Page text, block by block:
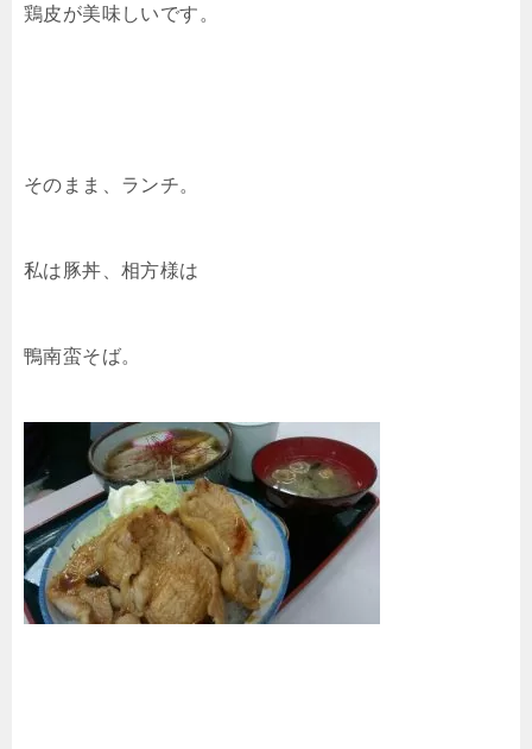
鶏皮が美味しいです。
そのまま、ランチ。
私は豚丼、相方様は
鴨南蛮そば。